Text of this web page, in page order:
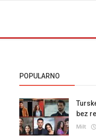
POPULARNO
bez
Milt